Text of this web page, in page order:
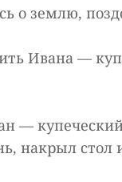
о землю,
Ивана —
—
накрыл стол